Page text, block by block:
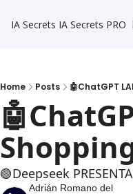
IA Secrets IA Secrets PRO
Home Posts 🤖ChatGPT
🟢Deepseek
Adrián Romano del